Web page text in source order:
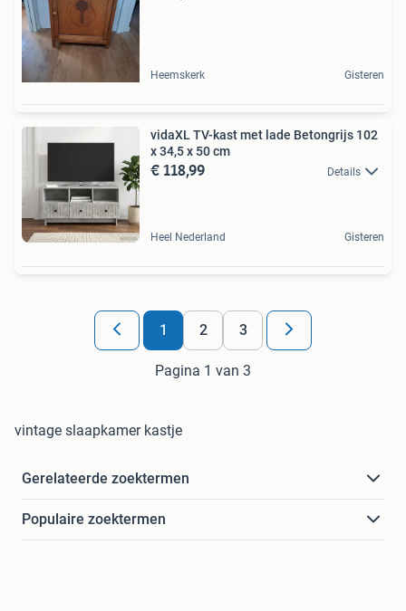
Heemskerk Gisteren
vidaXL TV-kast met lade Betongrijs 102
x 34,5 x 50 cm
€ 118,99 Details
Heel Nederland Gisteren
1 2 3
Pagina 1 van 3
vintage slaapkamer kastje
Gerelateerde zoektermen
Populaire zoektermen